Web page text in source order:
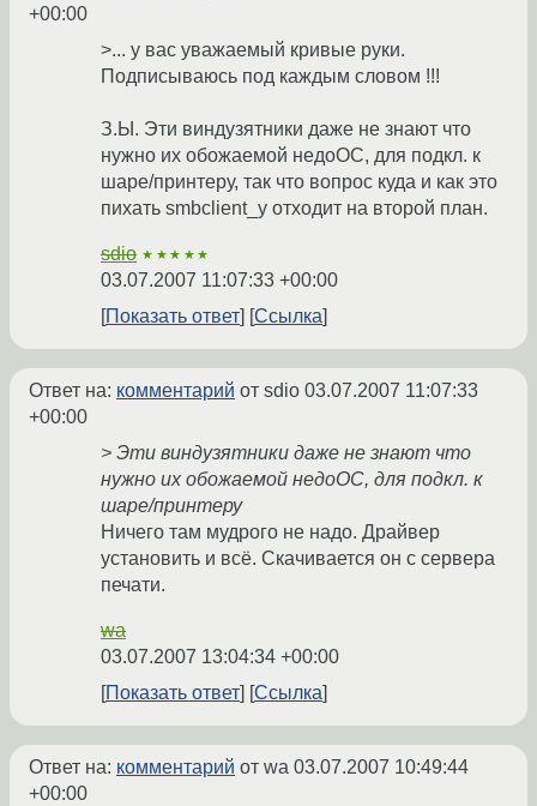
+00:00
>... у вас уважаемый кривые руки.
Подписываюсь под каждым словом !!!
З.Ы. Эти виндузятники даже не знают что
нужно их обожаемой недоОС, для подкл. к
шаре/принтеру, так что вопрос куда и как это
пихать smbclient_y отходит на второй план.
sdio ★★★★★
03.07.2007 11:07:33 +00:00
Показать ответ
Ссылка
Ответ на: комментарий от sdio 03.07.2007 11:07:33
+00:00
> Эти виндузятники даже не знают что
нужно их обожаемой недоОС, для подкл. к
шаре/принтеру
Ничего там мудрого не надо. Драйвер
установить и всё. Скачивается он с сервера
печати.
wa
03.07.2007 13:04:34 +00:00
Показать ответ
Ссылка
Ответ на: комментарий от wa 03.07.2007 10:49:44
+00:00